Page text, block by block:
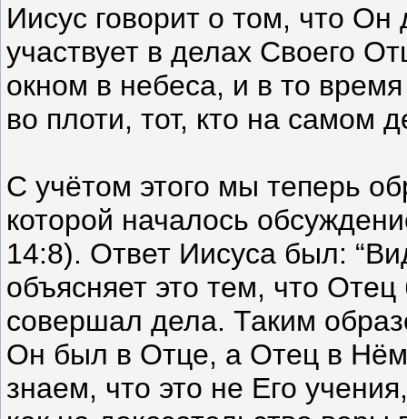
Иисус говорит о том, что
участвует в делах Своего
окном в небеса, и в то
во плоти, тот, кто на самом
С учётом этого мы теперь
которой началось
14:8). Ответ Иисуса был:
объясняет это тем, что
совершал дела. Таким
Он был в Отце, а Отец в
знаем, что это не Его